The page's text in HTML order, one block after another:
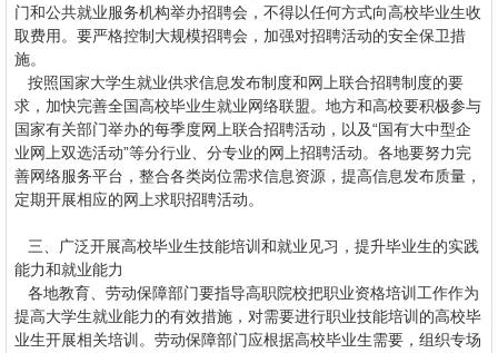
门和公共就业服务机构举办招聘会，不得以任何方式向高校毕业生收
取费用。要严格控制大规模招聘会，加强对招聘活动的安全保卫措
施。
按照国家大学生就业供求信息发布制度和网上联合招聘制度的要
求，加快完善全国高校毕业生就业网络联盟。地方和高校要积极参与
国家有关部门举办的每季度网上联合招聘活动，以及“国有大中型企
业网上双选活动”等分行业、分专业的网上招聘活动。各地要努力完
善网络服务平台，整合各类岗位需求信息资源，提高信息发布质量，
定期开展相应的网上求职招聘活动。
三、广泛开展高校毕业生技能培训和就业见习，提升毕业生的实践
能力和就业能力
各地教育、劳动保障部门要指导高职院校把职业资格培训工作作为
提高大学生就业能力的有效措施，对需要进行职业技能培训的高校毕
业生开展相关培训。劳动保障部门应根据高校毕业生需要，组织专场